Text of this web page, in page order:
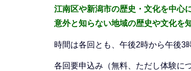
江南区や新潟市の歴史・文化を中心
意外と知らない地域の歴史や文化を
時間は各回とも、午後2時から午後3
各回要申込み（無料、ただし体験に